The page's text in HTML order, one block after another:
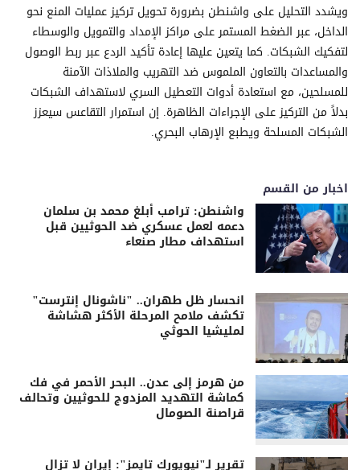
ويشدد التحليل على واشنطن بضرورة تحويل تركيز عمليات المنع نحو
الداخل، عبر الضغط المستمر على مراكز الإمداد والتمويل والوسطاء
لتفكيك الشبكات. كما يتعين عليها إعادة تأكيد الردع عبر ربط الوصول
والمساعدات بالتعاون الملموس ضد التهريب والملاذات الآمنة
للمسلحين، مع استعادة أدوات التعطيل السري لاستهداف الشبكات
بدلاً من التركيز على الإجراءات الظاهرة. إن استمرار التقاعس سيعزز
الشبكات المسلحة ويطبع الإرهاب البحري.
اخبار من القسم
واشنطن: ترامب أبلغ محمد بن سلمان
دعمه لعمل عسكري ضد الحوثيين قبل
استهداف مطار صنعاء
انحسار ظل طهران.. "ناشونال إنترست"
تكشف ملامح المرحلة الأكثر هشاشة
لمليشيا الحوثي
من هرمز إلى عدن.. البحر الأحمر في فك
كماشة التهديد المزدوج للحوثيين وتحالف
قراصنة الصومال
تقرير لـ"نيويورك تايمز": إيران لا تزال